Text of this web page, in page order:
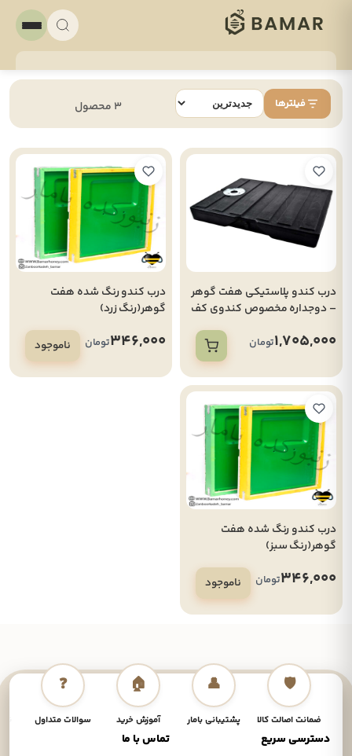
فیلترها 3 محصول
درب کندو پلاستیکی هفت گوهر
– دوجداره مخصوص کندوی کف
1,705,000تومان
درب کندو رنگ شده هفت
گوهر(رنگ زرد)
346,000تومان ناموجود
درب کندو رنگ شده هفت
گوهر(رنگ سبز)
346,000تومان ناموجود
🛡️
ضمانت اصالت کالا
👤
پشتیبانی بامار
🏠
آموزش خرید
❓
سوالات متداول
دسترسی سریع تماس با ما